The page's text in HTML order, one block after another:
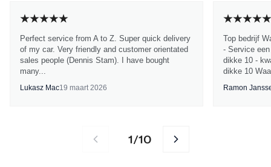
Perfect service from A to Z. Super quick delivery
of my car. Very friendly and customer orientated
sales people (Dennis Stam). I have bought
many...
Lukasz Mac19 maart 2026
Top bedrijf
- Service
dikke 10 -
dikke 10
Ramon
1/10